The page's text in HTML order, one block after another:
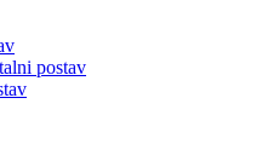
postav